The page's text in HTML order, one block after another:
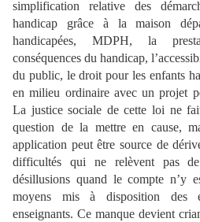
simplification relative des
handicap grâce à la maison
handicapées, MDPH, la
conséquences du handicap,
du public, le droit pour les enfants
en milieu ordinaire avec un projet
La justice sociale de cette loi ne
question de la mettre en cause,
application peut être source de
difficultés qui ne relèvent pas
désillusions quand le compte n’y
moyens mis à disposition des
enseignants. Ce manque devient